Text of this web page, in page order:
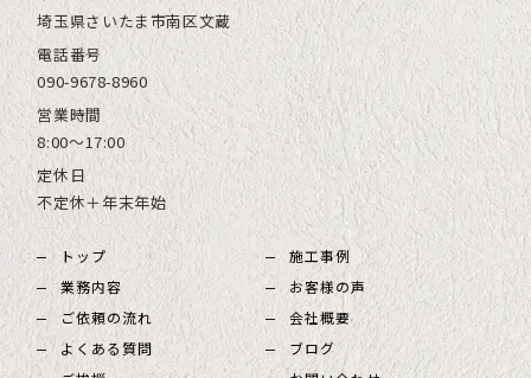
埼玉県さいたま市南区文蔵
電話番号
090-9678-8960
営業時間
8:00～17:00
定休日
不定休＋年末年始
トップ
業務内容
ご依頼の流れ
よくある質問
施工事例
お客様の声
会社概要
ブログ